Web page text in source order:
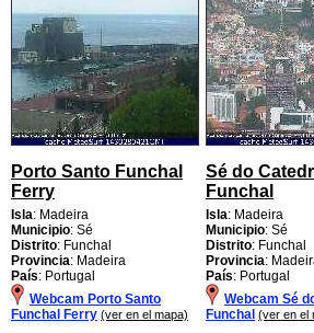
Porto Santo Funchal
Ferry
Isla: Madeira
Municipio: Sé
Distrito: Funchal
Provincia: Madeira
País: Portugal
Webcam Porto Santo
Funchal Ferry (ver en el mapa)
Sé do
Funchal
Isla: Madeira
Municipio: Sé
Distrito: Funchal
Provincia:
País: Portugal
Webcam Sé
Funchal (ver en el